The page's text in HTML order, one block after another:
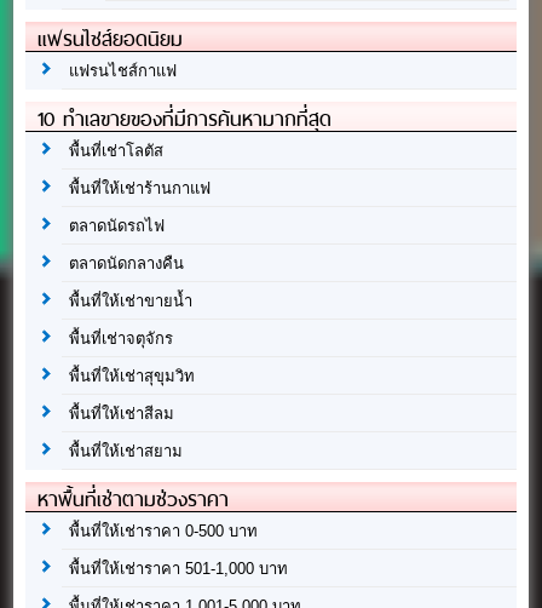
แฟรนไชส์ยอดนิยม
แฟรนไชส์กาแฟ
10 ทำเลขายของที่มีการค้นหามากที่สุด
พื้นที่เช่าโลตัส
พื้นที่ให้เช่าร้านกาแฟ
ตลาดนัดรถไฟ
ตลาดนัดกลางคืน
พื้นที่ให้เช่าขายน้ำ
พื้นที่เช่าจตุจักร
พื้นที่ให้เช่าสุขุมวิท
พื้นที่ให้เช่าสีลม
พื้นที่ให้เช่าสยาม
หาพื้นที่เช่าตามช่วงราคา
พื้นที่ให้เช่าราคา 0-500 บาท
พื้นที่ให้เช่าราคา 501-1,000 บาท